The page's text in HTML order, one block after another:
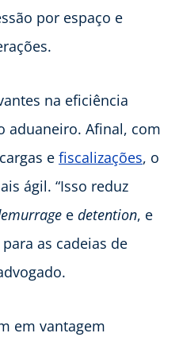
por espaço e
na eficiência
aduaneiro. Afinal, com
e fiscalizações, o
ágil. “Isso reduz
e detention, e
as cadeias de
em vantagem